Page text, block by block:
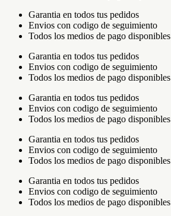
Garantia en todos tus pedidos
Envios con codigo de seguimiento
Todos los medios de pago disponibles
Garantia en todos tus pedidos
Envios con codigo de seguimiento
Todos los medios de pago disponibles
Garantia en todos tus pedidos
Envios con codigo de seguimiento
Todos los medios de pago disponibles
Garantia en todos tus pedidos
Envios con codigo de seguimiento
Todos los medios de pago disponibles
Garantia en todos tus pedidos
Envios con codigo de seguimiento
Todos los medios de pago disponibles